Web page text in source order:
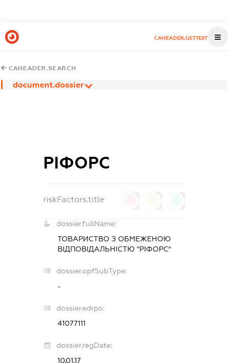
CAHEADER.GETTEST
CAHEADER.SEARCH
document.dossier
РІФОРС
riskFactors.title
dossier.fullName:
ТОВАРИСТВО З ОБМЕЖЕНОЮ
ВІДПОВІДАЛЬНІСТЮ "РІФОРС"
dossier.opfSubType:
-
dossier.edrpo:
41077111
dossier.regDate:
10.01.17